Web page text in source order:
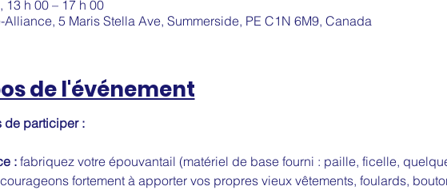
13 h 00 – 17 h 00
5 Maris Stella Ave, Summerside, PE C1N 6M9, Canada
de l'événement
de participer :
: fabriquez votre épouvantail (matériel de base fourni : paille, ficelle,
fortement à apporter vos propres vieux vêtements, foulards,